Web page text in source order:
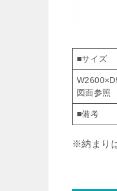
■サイズ
図面参照
■備考
※納まり